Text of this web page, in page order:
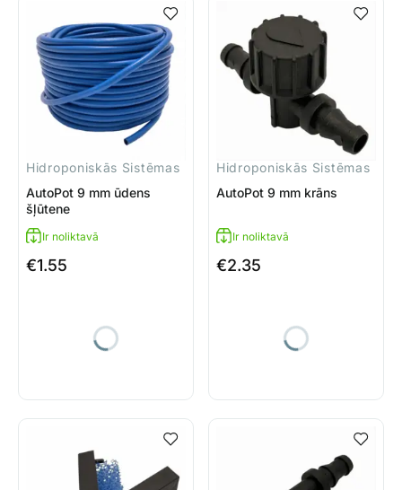
Hidroponiskās Sistēmas
AutoPot 9 mm ūdens
šļūtene
Ir noliktavā
€1.55
AutoPot 9 mm ūdens šļūtene daudzums
Hidroponiskās Sistēmas
AutoPot 9 mm krāns
Ir noliktavā
€2.35
AutoPot 9 mm krāns daudzums